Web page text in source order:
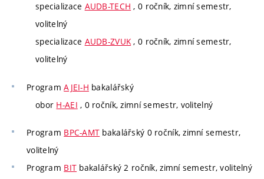
specializace AUDB-TECH , 0 ročník, zimní semestr,
volitelný
specializace AUDB-ZVUK, 0 ročník, zimní semestr,
volitelný
ProgramAJEI-H bakalářský
obor H-AEI , 0 ročník, zimní semestr, volitelný
Program BPC-AMT bakalářský 0 ročník, zimní semestr,
volitelný
Program BIT bakalářský 2 ročník, zimní semestr, volitelný